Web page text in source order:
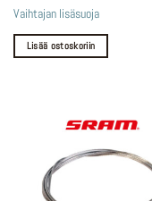
Vaihtajan lisäsuoja
Lisää ostoskoriin